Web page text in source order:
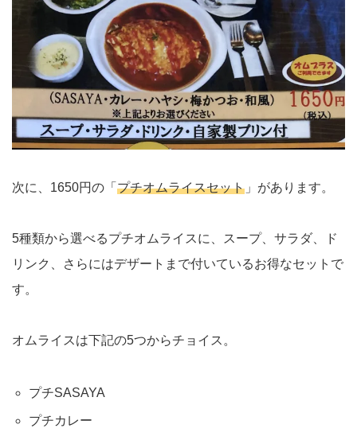
次に、1650円の「 プチオムライスセット 」があります。
5種類から選べるプチオムライスに、スープ、サラダ、ド
リンク、さらにはデザートまで付いているお得なセットで
す。
オムライスは下記の5つからチョイス。
プチSASAYA
プチカレー